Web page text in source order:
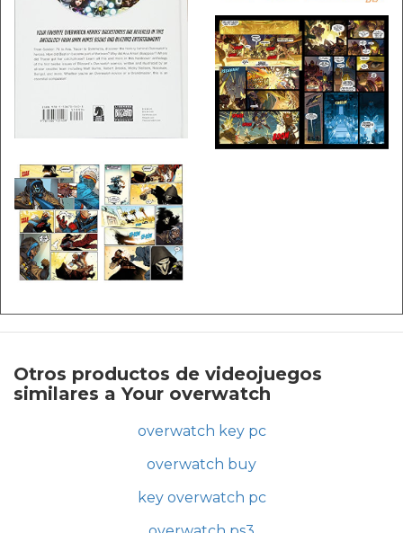
Otros productos de videojuegos
similares a Your overwatch
overwatch key pc
overwatch buy
key overwatch pc